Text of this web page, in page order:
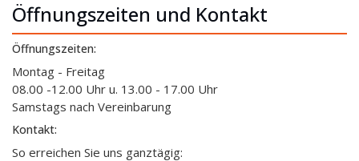
Öffnungszeiten und Kontakt
Öffnungszeiten:
Montag - Freitag
08.00 -12.00 Uhr u. 13.00 - 17.00 Uhr
Samstags nach Vereinbarung
Kontakt:
So erreichen Sie uns ganztägig: